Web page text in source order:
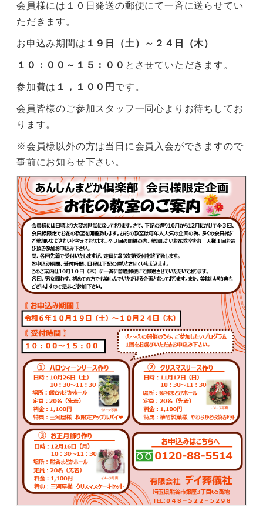
会員様には１０日発送の郵便にて一斉に送らせてい
ただきます。
お申込み期間は １９日（土）～２４日（木）
１０：００～１５：００ とさせていただきます。
参加費は １，１００円 です。
会員皆様のご参加スタッフ一同心よりお待ちしてお
ります。
※会員様以外の方は当日に会員入会ができますので
事前にお知らせ下さい。